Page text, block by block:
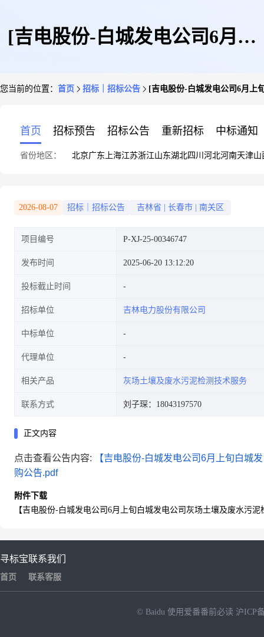
[吉电股份-白城发电公司6月上
次)]采购公告
您当前的位置： 首页 招标｜招标公告 [吉电股份-白城发电公司6月上
首页 招标预告 招标公告 重新招标 中标通知
省份地区： 北京广东 上海江苏浙江山东湖北四川 河北河南天津山
2026-08-07 招标｜招标公告 吉林省 长春市 南关区
项目编号 P-XJ-25-00346747
发布时间 2025-06-20 13:12:20
投标截止时间
招标单位 吉林电力股份有限公司
中标单位
代理单位
相关产品 灰场土壤及废水污泥检测技术服务
联系方式 刘子琛：18043197570
正文内容
点击查看公告内容:
【吉电股份-白城发电公司6月上旬白城
购公告.pdf
附件下载
【吉电股份-白城发电公司6月上旬白城发电公司灰场土壤及废水污
寻标宝
首页
联系我们
联系客服
© Baidu 使用爱番番前必读 沪ICP